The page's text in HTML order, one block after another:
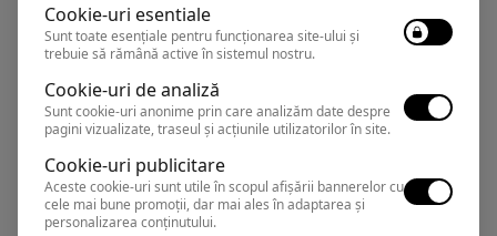
Eforie Nord,Arata pe harta
Rezervari si informatii
0374.347.708
Hotel
MODERN ALL
Cookie-uri esentiale
Sunt toate esențiale pentru funcționarea site-ului și
trebuie să rămână active în sistemul nostru.
Cookie-uri de analiză
Sunt cookie-uri anonime prin care analizăm date despre
pagini vizualizate, traseul și acțiunile utilizatorilor în site.
Cookie-uri publicitare
Aceste cookie-uri sunt utile în scopul afișării bannerelor cu
cele mai bune promoții, dar mai ales în adaptarea și
personalizarea conținutului.